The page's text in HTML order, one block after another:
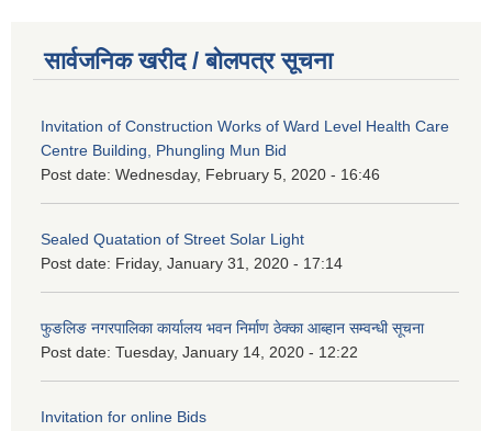
सार्वजनिक खरीद / बोलपत्र सूचना
Invitation of Construction Works of Ward Level Health Care
Centre Building, Phungling Mun Bid
Post date: Wednesday, February 5, 2020 - 16:46
Sealed Quatation of Street Solar Light
Post date: Friday, January 31, 2020 - 17:14
फुङलिङ नगरपालिका कार्यालय भवन निर्माण ठेक्का आब्हान सम्वन्धी सूचना
Post date: Tuesday, January 14, 2020 - 12:22
Invitation for online Bids